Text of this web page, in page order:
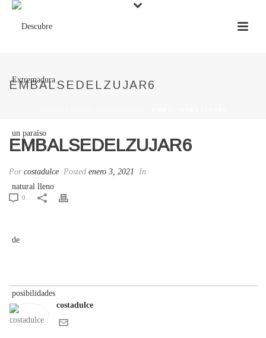
EMBALSEDELZUJAR6
EMBALSEDELZUJAR6
Por costadulce Posted enero 3, 2021 In
0
costadulce